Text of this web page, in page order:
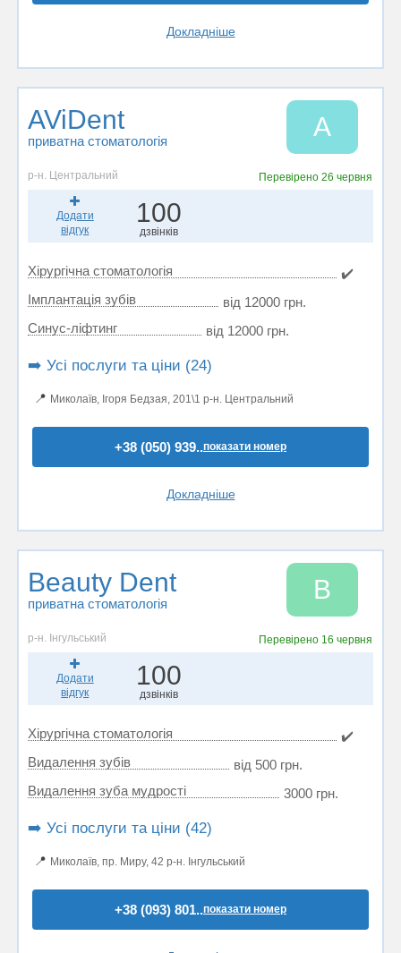
Докладніше
AViDent
приватна стоматологія A
р-н. Центральний Перевірено26 червня
Додати
відгук
100
дзвінків
Хірургічна стоматологія
✔️
Імплантація зубів
від 12000 грн.
Синус-ліфтинг
від 12000 грн.
➡️ Усі послуги та ціни (24)
📍 Миколаїв, Ігоря Бедзая, 201\1 р-н. Центральний
+38 (050) 939..показати номер
Докладніше
Beauty Dent
приватна стоматологія B
р-н. Інгульський Перевірено 16 червня
Додати
відгук
100
дзвінків
Хірургічна стоматологія
✔️
Видалення зубів
від 500 грн.
Видалення зуба мудрості
3000 грн.
➡️ Усі послуги та ціни (42)
📍 Миколаїв, пр. Миру, 42 р-н. Інгульський
+38 (093) 801..показати номер